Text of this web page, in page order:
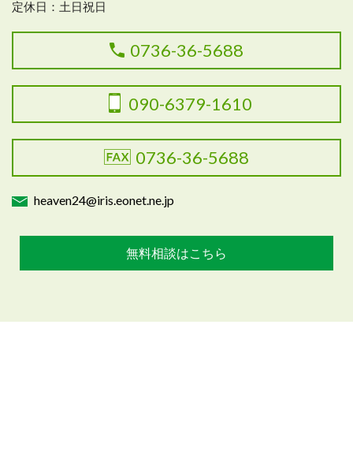
定休日：土日祝日
0736-36-5688
090-6379-1610
0736-36-5688
heaven24@iris.eonet.ne.jp
無料相談はこちら